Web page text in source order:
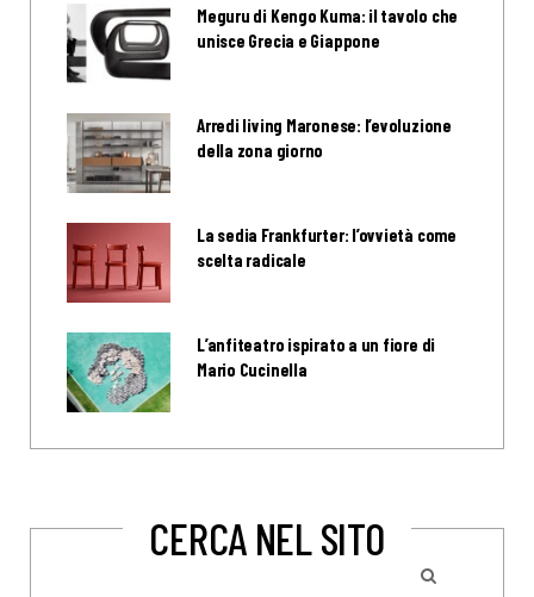
Meguru di Kengo Kuma: il tavolo che
unisce Grecia e Giappone
Arredi living Maronese: l’evoluzione
della zona giorno
La sedia Frankfurter: l’ovvietà come
scelta radicale
L’anfiteatro ispirato a un fiore di
Mario Cucinella
CERCA NEL SITO